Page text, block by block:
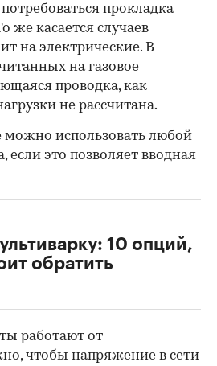
прокладка
же касается случаев
на электрические. В
на газовое
проводка, как
не рассчитана.
можно использовать любой
если это позволяет вводная
10 опций,
обратить
работают от
чтобы напряжение в сети